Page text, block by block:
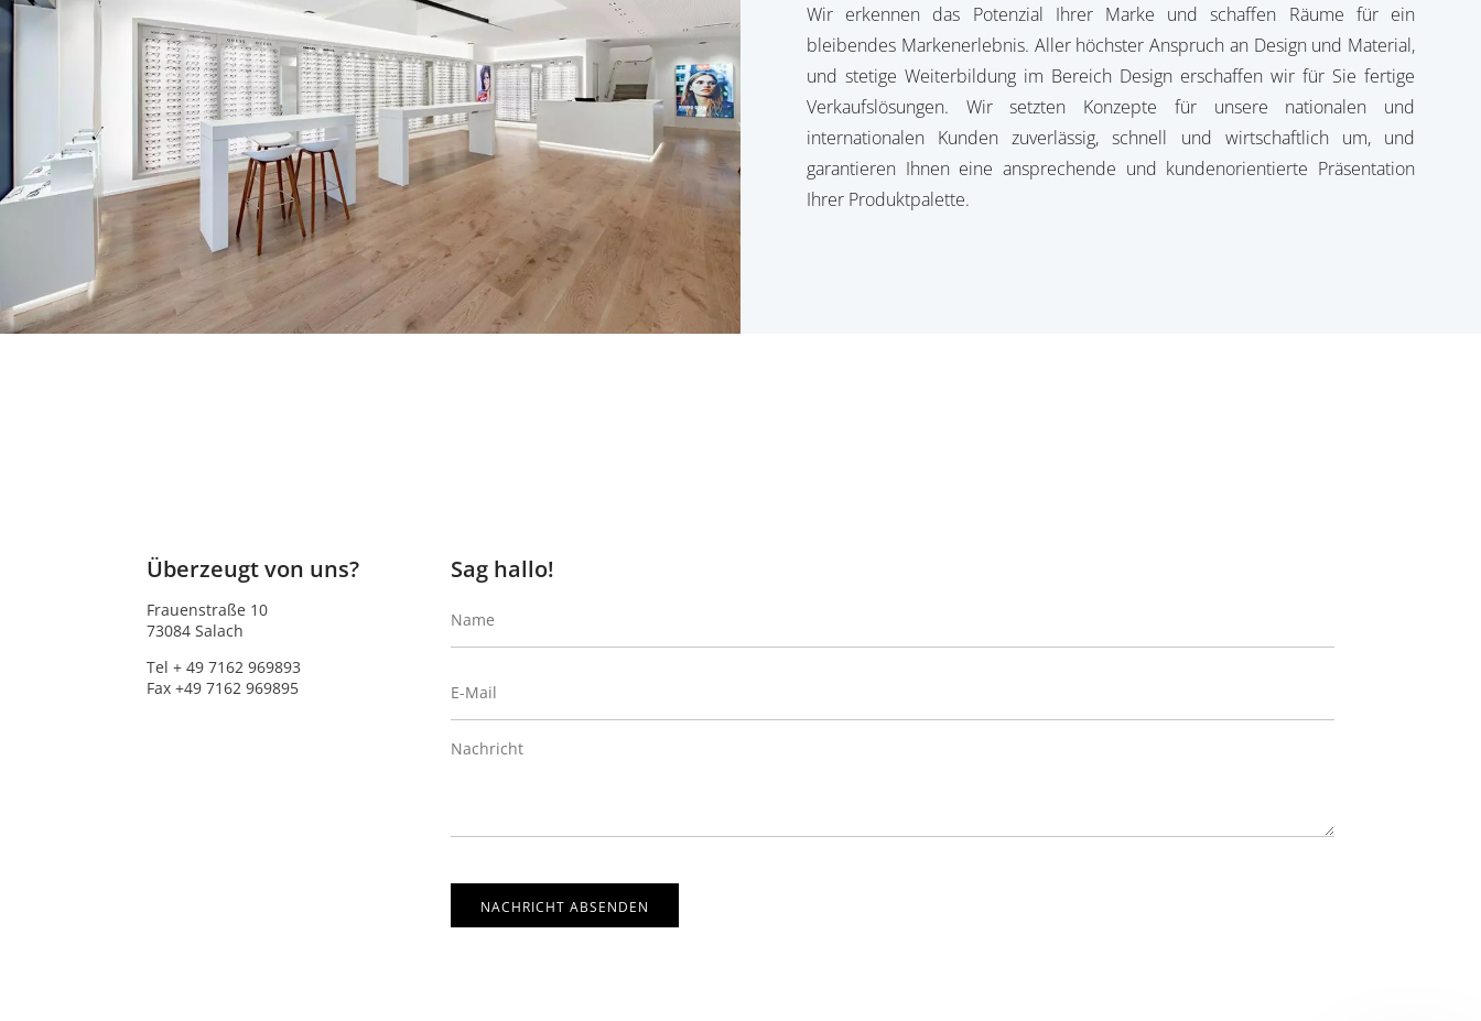
Wir erkennen das Potenzial Ihrer Marke und schaffen Räume für ein
bleibendes Markenerlebnis. Aller höchster Anspruch an Design und Material,
und stetige Weiterbildung im Bereich Design erschaffen wir für Sie fertige
Verkaufslösungen. Wir setzten Konzepte für unsere nationalen und
internationalen Kunden zuverlässig, schnell und wirtschaftlich um, und
garantieren Ihnen eine ansprechende und kundenorientierte Präsentation
Ihrer Produktpalette.
Überzeugt von uns?
Frauenstraße 10
73084 Salach
Tel + 49 7162 969893
Fax +49 7162 969895
Sag hallo!
NACHRICHT ABSENDEN